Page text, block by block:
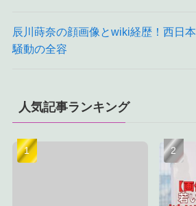
辰川蒔奈の顔画像とwiki経歴！西日
騒動の全容
人気記事ランキング